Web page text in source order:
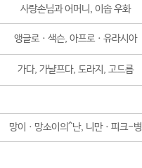
사랑손님과 어머니, 이솝 우화
앵글로ㆍ색슨, 아프로ㆍ유라시아
가다, 가냘프다, 도라지, 고드름
망이ㆍ망소이의^난, 니만ㆍ피크-병